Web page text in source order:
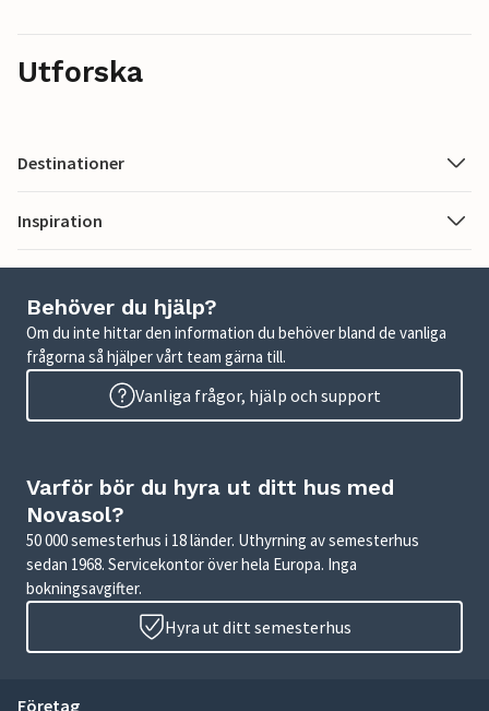
Utforska
Destinationer
Inspiration
Behöver du hjälp?
Om du inte hittar den information du behöver bland de vanliga
frågorna så hjälper vårt team gärna till.
Vanliga frågor, hjälp och support
Varför bör du hyra ut ditt hus med
Novasol?
50 000 semesterhus i 18 länder. Uthyrning av semesterhus
sedan 1968. Servicekontor över hela Europa. Inga
bokningsavgifter.
Hyra ut ditt semesterhus
Företag